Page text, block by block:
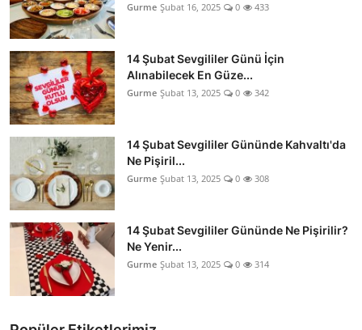
Gurme Şubat 16, 2025 0 433
14 Şubat Sevgililer Günü İçin
Alınabilecek En Güze...
Gurme Şubat 13, 2025 0 342
14 Şubat Sevgililer Gününde Kahvaltı'da
Ne Pişiril...
Gurme Şubat 13, 2025 0 308
14 Şubat Sevgililer Gününde Ne Pişirilir?
Ne Yenir...
Gurme Şubat 13, 2025 0 314